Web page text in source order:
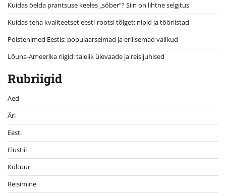
Kuidas öelda prantsuse keeles „sõber“? Siin on lihtne selgitus
Kuidas teha kvaliteetset eesti-rootsi tõlget: nipid ja tööriistad
Poistenimed Eestis: populaarseimad ja erilisemad valikud
Lõuna-Ameerika riigid: täielik ülevaade ja reisijuhised
Rubriigid
Aed
Äri
Eesti
Elustiil
Kultuur
Reisimine